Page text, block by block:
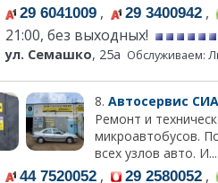
29 6041009 , 29 3400942 ,
21:00, без выходных!
ул. Семашко, 25а Обслуживаем:
8. Автосервис
Ремонт и
микроавтобусов.
всех узлов авто. И...
44 7520052 , 29 2580052 ,